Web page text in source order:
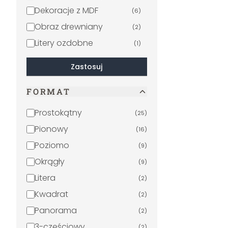
Filmy i telewizja (1)
Miasta i podróże (1)
Dekoracje z MDF (6)
Obraz drewniany (2)
Litery ozdobne (1)
Drewniany plakat (1)
Samoprzylepne panele
na ścianę kuchenną
Zastosuj
FORMAT
Prostokątny (25)
Pionowy (16)
Poziomo (9)
Okrągły (9)
Litera (2)
Kwadrat (2)
Panorama (2)